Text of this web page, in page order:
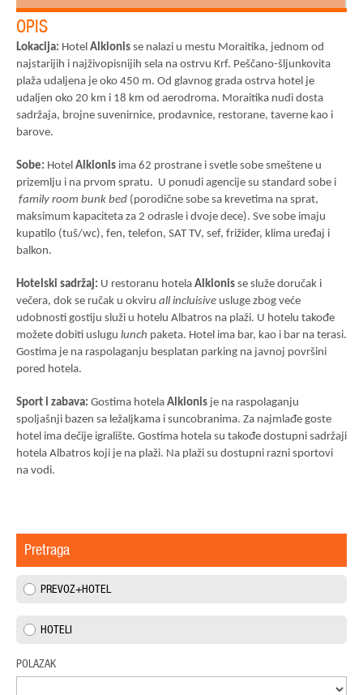
OPIS
Lokacija: Hotel Alkionis se nalazi u mestu Moraitika, jednom od
najstarijih i najživopisnijih sela na ostrvu Krf. Peščano-šljunkovita
plaža udaljena je oko 450 m. Od glavnog grada ostrva hotel je
udaljen oko 20 km i 18 km od aerodroma. Moraitika nudi dosta
sadržaja, brojne suvenirnice, prodavnice, restorane, taverne kao i
barove.
Sobe: Hotel Alkionis ima 62 prostrane i svetle sobe smeštene u
prizemlju i na prvom spratu. U ponudi agencije su standard sobe i
family room bunk bed (porodične sobe sa krevetima na sprat,
maksimum kapaciteta za 2 odrasle i dvoje dece). Sve sobe imaju
kupatilo (tuš/wc), fen, telefon, SAT TV, sef, frižider, klima uređaj i
balkon.
Hotelski sadržaj: U restoranu hotela Alkionis se služe doručak i
večera, dok se ručak u okviru all incluisive usluge zbog veće
udobnosti gostiju služi u hotelu Albatros na plaži. U hotelu takođe
možete dobiti uslugu lunch paketa. Hotel ima bar, kao i bar na terasi.
Gostima je na raspolaganju besplatan parking na javnoj površini
pored hotela.
Sport i zabava: Gostima hotela Alkionis je na raspolaganju
spoljašnji bazen sa ležaljkama i suncobranima. Za najmlađe goste
hotel ima dečije igralište. Gostima hotela su takođe dostupni sadržaji
hotela Albatros koji je na plaži. Na plaži su dostupni razni sportovi
na vodi.
Pretraga
PREVOZ+HOTEL
HOTELI
POLAZAK